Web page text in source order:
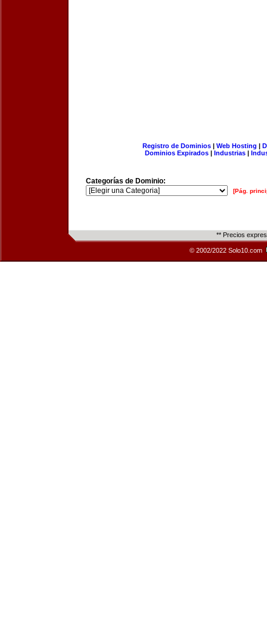
Registro de Dominios| Web Hosting |
Dominios Expirados | Industrias |
Categorías de Dominio:
[Pág.
** Precios
© 2002/2022 Solo10.com